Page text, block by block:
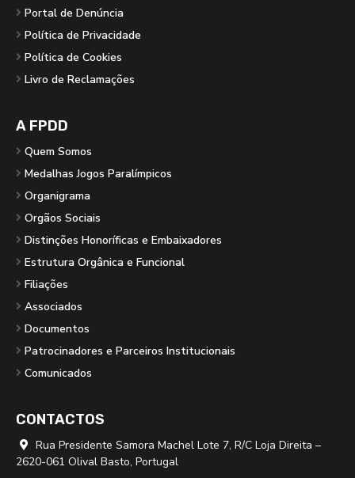
Portal de Denúncia
Política de Privacidade
Política de Cookies
Livro de Reclamações
A FPDD
Quem Somos
Medalhas Jogos Paralímpicos
Organigrama
Orgãos Sociais
Distinções Honoríficas e Embaixadores
Estrutura Orgânica e Funcional
Filiações
Associados
Documentos
Patrocinadores e Parceiros Institucionais
Comunicados
CONTACTOS

Rua Presidente Samora Machel Lote 7, R/C Loja Direita –
2620-061 Olival Basto, Portugal